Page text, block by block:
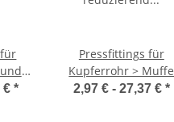
€*
Pressfittings für
Kupferrohr > Muffe
reduzierend aus
2,97 € - 27,37 € *